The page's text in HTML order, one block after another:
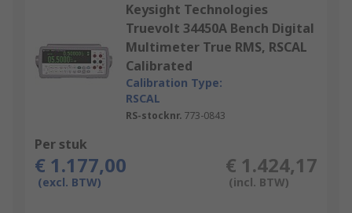
Keysight Technologies
Truevolt 34450A Bench Digital
Multimeter True RMS, RSCAL
Calibrated
Calibration Type:
RSCAL
RS-stocknr. 773-0843
Per stuk
€ 1.177,00
(excl. BTW)
€ 1.424,17
(incl. BTW)